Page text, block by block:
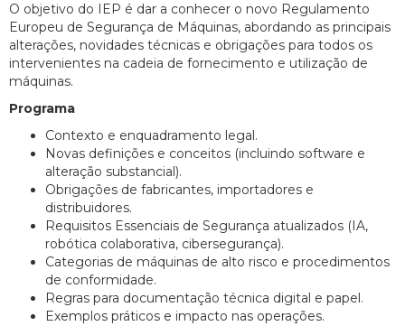
O objetivo do IEP é dar a conhecer o novo Regulamento
Europeu de Segurança de Máquinas, abordando as principais
alterações, novidades técnicas e obrigações para todos os
intervenientes na cadeia de fornecimento e utilização de
máquinas.
Programa
Contexto e enquadramento legal.
Novas definições e conceitos (incluindo software e
alteração substancial).
Obrigações de fabricantes, importadores e
distribuidores.
Requisitos Essenciais de Segurança atualizados (IA,
robótica colaborativa, cibersegurança).
Categorias de máquinas de alto risco e procedimentos
de conformidade.
Regras para documentação técnica digital e papel.
Exemplos práticos e impacto nas operações.